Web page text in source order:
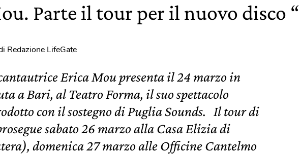
Parte il tour per il nuovo disco
Redazione LifeGate
Erica Mou presenta il 24 marzo in
a Bari, al Teatro Forma, il suo spettacolo
con il sostegno di Puglia Sounds. Il tour di
sabato 26 marzo alla Casa Elizia di
domenica 27 marzo alle Officine Cantelmo